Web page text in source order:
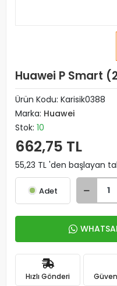
Huawei P Smart
Ürün Kodu: Karisik0388
Marka: Huawei
Stok: 10
662,75 TL
55,23 TL 'den başlayan
Adet
Hızlı Gönderi